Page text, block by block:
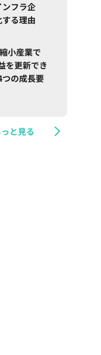
ンフラ企
る理由
小産業で
を更新でき
の成長要
と見る